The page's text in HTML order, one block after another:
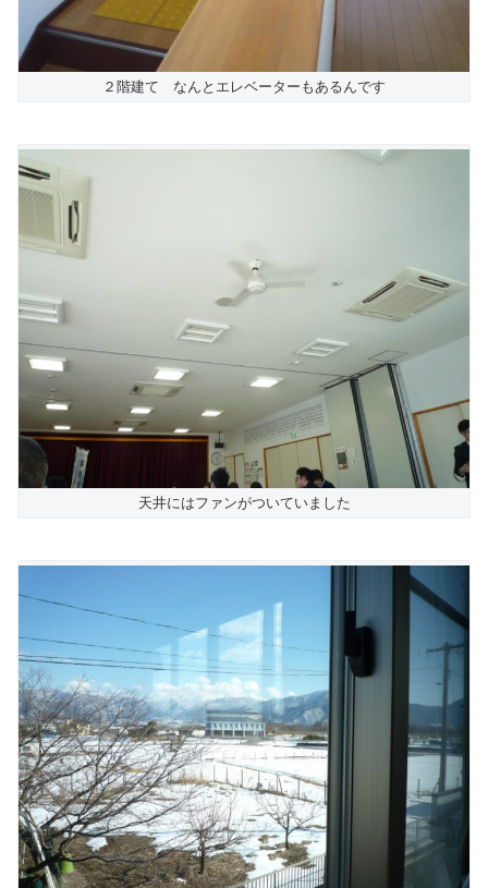
２階建て なんとエレベーターもあるんです
天井にはファンがついていました